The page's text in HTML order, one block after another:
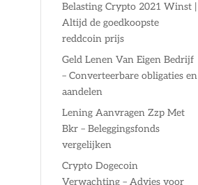
Belasting Crypto 2021 Winst |
Altijd de goedkoopste
reddcoin prijs
Geld Lenen Van Eigen Bedrijf
– Converteerbare obligaties en
aandelen
Lening Aanvragen Zzp Met
Bkr – Beleggingsfonds
vergelijken
Crypto Dogecoin
Verwachting – Advies voor